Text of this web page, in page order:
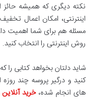
نکته دیگری که همیشه
اینترنتی، امکان اعمال
مسئله هم برای شما اهمیت
روش اینترنتی را انتخاب کنید.
شاید دلتان بخواهد کتابی
کنید و درگیر پروسه چند
های انجام شده،خرید